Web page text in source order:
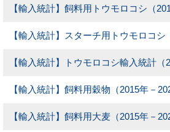
【輸入統計】飼料用トウモロコシ（
【輸入統計】スターチ用トウモロコシ
【輸入統計】トウモロコシ輸入統計（
【輸入統計】飼料用穀物（2015年－
【輸入統計】飼料用大麦（2015年－